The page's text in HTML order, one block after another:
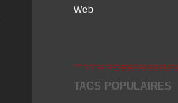
Web
TAGS POPULAIRES